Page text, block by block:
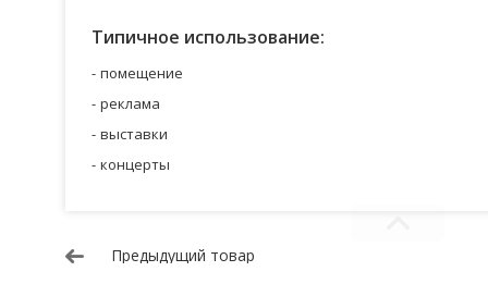
Типичное использование:
помещение
реклама
выставки
концерты
Предыдущий товар